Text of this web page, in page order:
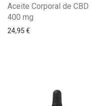
Aceite Corporal de CBD
400 mg
24,95 €